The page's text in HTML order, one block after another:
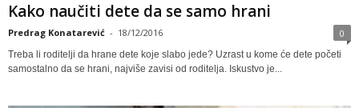
Kako naučiti dete da se samo hrani
Predrag Konatarević - 18/12/2016 0
Treba li roditelji da hrane dete koje slabo jede? Uzrast u kome će dete početi
samostalno da se hrani, najviše zavisi od roditelja. Iskustvo je...